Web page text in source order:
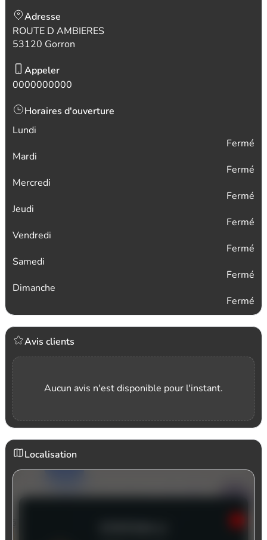
Adresse
ROUTE D AMBIERES
53120 Gorron
Appeler
0000000000
Horaires d'ouverture
Lundi
Fermé
Mardi
Fermé
Mercredi
Fermé
Jeudi
Fermé
Vendredi
Fermé
Samedi
Fermé
Dimanche
Fermé
Avis clients
Aucun avis n'est disponible pour l'instant.
Localisation